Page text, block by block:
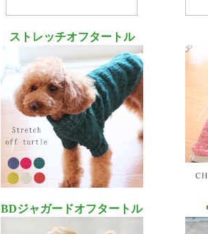
ストレッチオフタートル
BDジャガードオフタートル